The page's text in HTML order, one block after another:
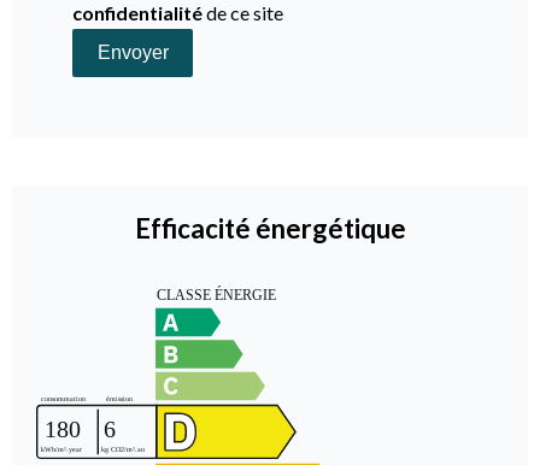
confidentialitéde ce site
Envoyer
Efficacité énergétique